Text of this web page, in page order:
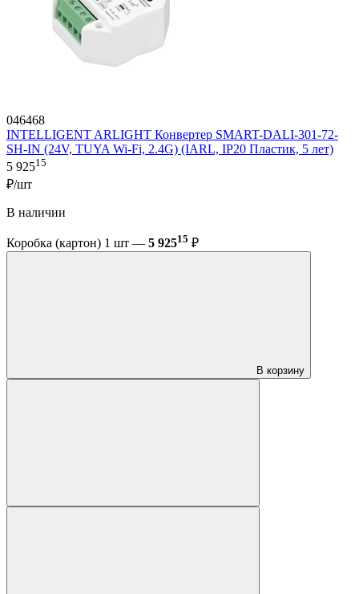
046468
INTELLIGENT ARLIGHT Конвертер SMART-DALI-301-72-
SH-IN (24V, TUYA Wi-Fi, 2.4G) (IARL, IP20 Пластик, 5 лет)
5 92515
₽/шт
В наличии
Коробка (картон) 1 шт — 5 92515 ₽
В корзину